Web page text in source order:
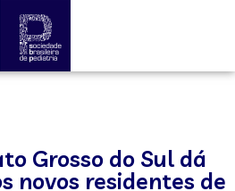
Grosso do Sul dá
novos residentes de